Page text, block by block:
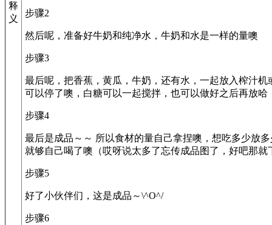
释
义
步骤2
然后呢，准备好牛奶和纯净水，牛奶和水是一样的量噢
步骤3
最后呢，把香蕉，黄瓜，牛奶，还有水，一起放入榨汁
可以停了噢，白糖可以一起搅拌，也可以做好之后再放哈
步骤4
最后是成品～～ 所以食材的量自己拿捏噢，想吃多少放
就够自己喝了噢（哎呀说太多了忘传成品图了，好吧那
步骤5
好了小伙伴们，这是成品～\^O^/
步骤6